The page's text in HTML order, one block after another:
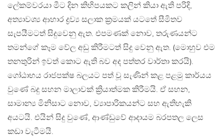
ලේකම්වරයා මීට දින කිහිපයකට කලින් කියා ඇති පරිදි,
අත්‍යාවශ්‍ය ආහාර ද්‍රව්‍ය සලාක ක්‍රමයක් යටතේ සීමිතව
සැපයීමටත් සිදුවෙනු ඇත. එපමණක් නොව, තරුණයන්ට
තමන්ගේ කෑම වේල අඩු කිරීමටත් සිදු වෙනු ඇත. (මොහුව එම
තනතුරින් ඉවත් කොට ඇති බව අද පත්තර වාර්තා කරයි).
ගෝඨාභය රාජපක්ෂ බලයට පත් වූ සැණින් කළ පළමු කාර්යය
වුණේ බදු සහන මාලාවක් ක්‍රියාත්මක කිරීමයි. ඒ සහන,
සාමාන්‍ය මිනිසාට නොව, ව්‍යාපාරිකයන්ට සහ ඇතිහැකි
අයටයි. එයින් සිදු වුණේ, ආණ්ඩුවේ ආදායම බරපතල ලෙස
කඩා වැටීමයි.